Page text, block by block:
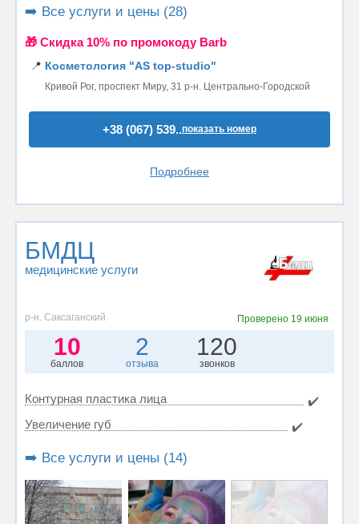
➡️ Все услуги и цены (28)
🎁 Cкидка 10% по промокоду Barb
📍 Косметология "AS top-studio"
Кривой Рог, проспект Миру, 31 р-н. Центрально-Городской
+38 (067) 539..показать номер
Подробнее
БМДЦ
медицинские услуги
р-н. Саксаганский Проверено 19 июня
10
баллов
2
отзыва
120
звонков
Контурная пластика лица
✔️
Увеличение губ
✔️
➡️ Все услуги и цены (14)